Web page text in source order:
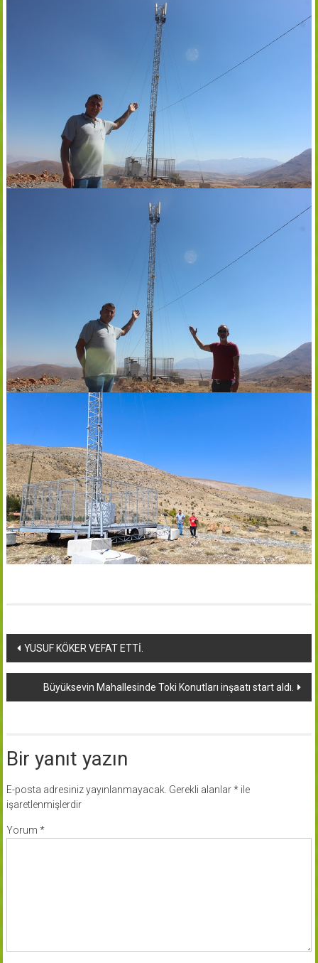
Yazı
dolaşımı
YUSUF KÖKER VEFAT ETTİ.
Büyüksevin Mahallesinde Toki Konutları inşaatı start aldı.
Bir yanıt yazın
E-posta adresiniz yayınlanmayacak. Gerekli alanlar*ile
işaretlenmişlerdir
Yorum *